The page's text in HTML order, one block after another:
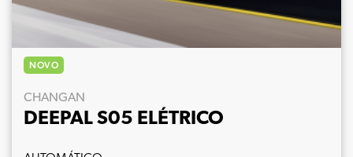
NOVO
CHANGAN
DEEPAL S05 ELÉTRICO